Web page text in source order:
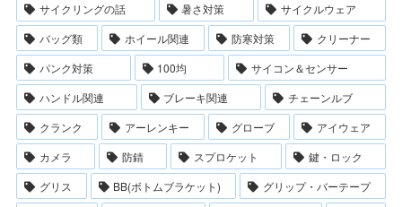
サイクリングの話
暑さ対策
サイクルウェア
バッグ類
ホイール関連 防寒対策
クリーナー
パンク対策
100均
サイコン＆センサー
ハンドル関連
ブレーキ関連
チェーンルブ
クランク
アーレンキー グローブ
アイウェア
カメラ
防錆 スプロケット
鍵・ロック
グリス
BB(ボトムブラケット)
グリップ・バーテープ